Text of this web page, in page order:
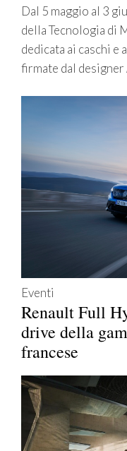
Dal 5 maggio al 3
della Tecnologia di
dedicata ai caschi
firmate dal
Eventi
Renault Full
drive della
francese